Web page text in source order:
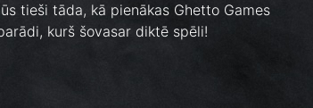
tieši tāda, kā pienākas Ghetto Games
kurš šovasar diktē spēli!